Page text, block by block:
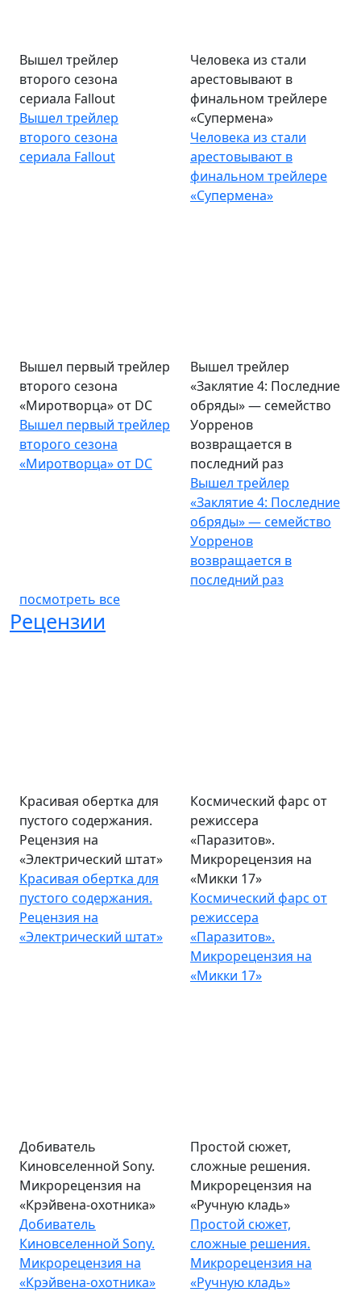
Вышел трейлер
второго сезона
сериала Fallout
Вышел трейлер
второго сезона
сериала Fallout
Человека из стали
арестовывают в
финальном трейлере
«Супермена»
Человека из стали
арестовывают в
финальном трейлере
«Супермена»
Вышел первый трейлер
второго сезона
«Миротворца» от DC
Вышел первый трейлер
второго сезона
«Миротворца» от DC
Вышел трейлер
«Заклятие 4: Последние
обряды» — семейство
Уорренов
возвращается в
последний раз
Вышел трейлер
«Заклятие 4: Последние
обряды» — семейство
Уорренов
возвращается в
последний раз
посмотреть все
Рецензии
Красивая обертка для
пустого содержания.
Рецензия на
«Электрический штат»
Красивая обертка для
пустого содержания.
Рецензия на
«Электрический штат»
Космический фарс от
режиссера
«Паразитов».
Микрорецензия на
«Микки 17»
Космический фарс от
режиссера
«Паразитов».
Микрорецензия на
«Микки 17»
Добиватель
Киновселенной Sony.
Микрорецензия на
«Крэйвена-охотника»
Добиватель
Киновселенной Sony.
Микрорецензия на
«Крэйвена-охотника»
Простой сюжет,
сложные решения.
Микрорецензия на
«Ручную кладь»
Простой сюжет,
сложные решения.
Микрорецензия на
«Ручную кладь»